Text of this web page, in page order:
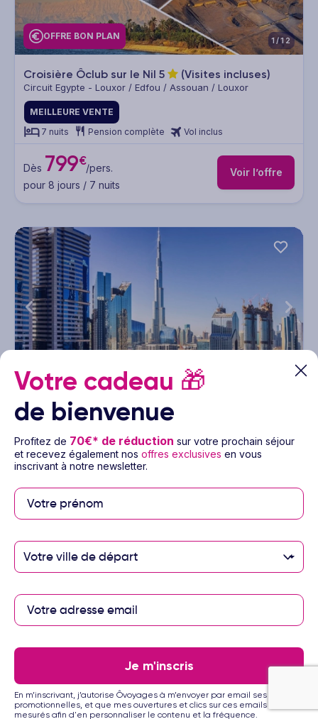
OFFRE BON PLAN 1/12
Croisière Ôclub sur le Nil 5 (Visites incluses)
Circuit Egypte - Louxor / Edfou / Assouan / Louxor
MEILLEURE VENTE
7 nuits
Pension complète Vol inclus
Dès 799€/pers.
pour 8 jours / 7 nuits
Voir l’offre
Circuit Dubaï "Ville De Mirages"
Circuit Emirats Arabes Unis - Dubaï
Dès 806€/pers.
1/15
Combiné Marrakech & Agadir - Plage et
Votre cadeau 🎁
de bienvenue
Profitez de 70€* de réduction sur votre prochain séjour
et recevez également nos offres exclusives en vous
inscrivant à notre newsletter.
Votre ville de départ
Je m'inscris
En m’inscrivant, j’autorise Ôvoyages à m’envoyer par email ses offres
promotionnelles, et que mes ouvertures et clics sur ces emails soient
mesurés afin d'en personnaliser le contenu et la fréquence.